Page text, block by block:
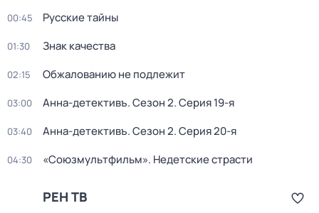
00:45 Русские тайны
01:30 Знак качества
02:15 Обжалованию не подлежит
03:00 Анна-детективъ. Сезон 2. Серия 19-я
03:40 Анна-детективъ. Сезон 2. Серия 20-я
04:30 «Союзмультфильм». Недетские страсти
РЕН ТВ